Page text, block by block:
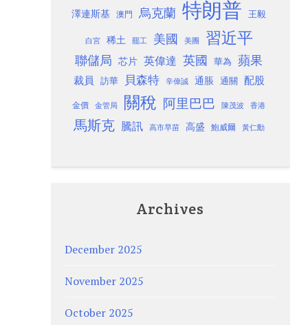
澤連斯基 澳門 烏克蘭 特朗普 王毅
白宮 稀土 罷工 美國 美團 習近平
聯儲局 芯片 英偉達 英國 華為 蘋果
裁員 訪華 貝森特 辛偉誠 通脹 通關 配股
金價 金管局 關稅 阿里巴巴 陳茂波 香港
馬斯克 騰訊 高市早苗 高盛 鮑威爾 黃仁勳
Archives
December 2025
November 2025
October 2025